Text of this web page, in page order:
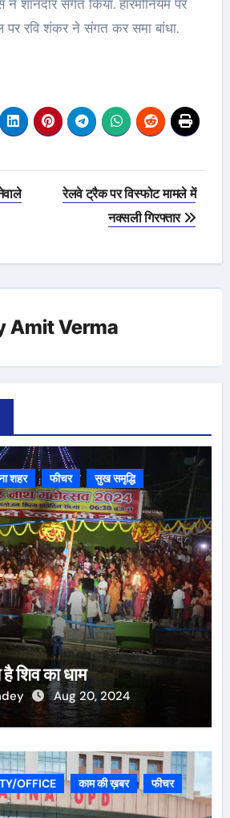
शानदार संगत किया. हारमोनियम पर
पर रवि शंकर ने संगत कर समा बांधा.
रेलवे ट्रैक पर विस्फोट मामले में
नक्सली गिरफ्तार
Amit Verma
शहर फीचर सुख समृद्धि
शिव का धाम
Aug 20, 2024
OFFICE काम की ख़बर फीचर